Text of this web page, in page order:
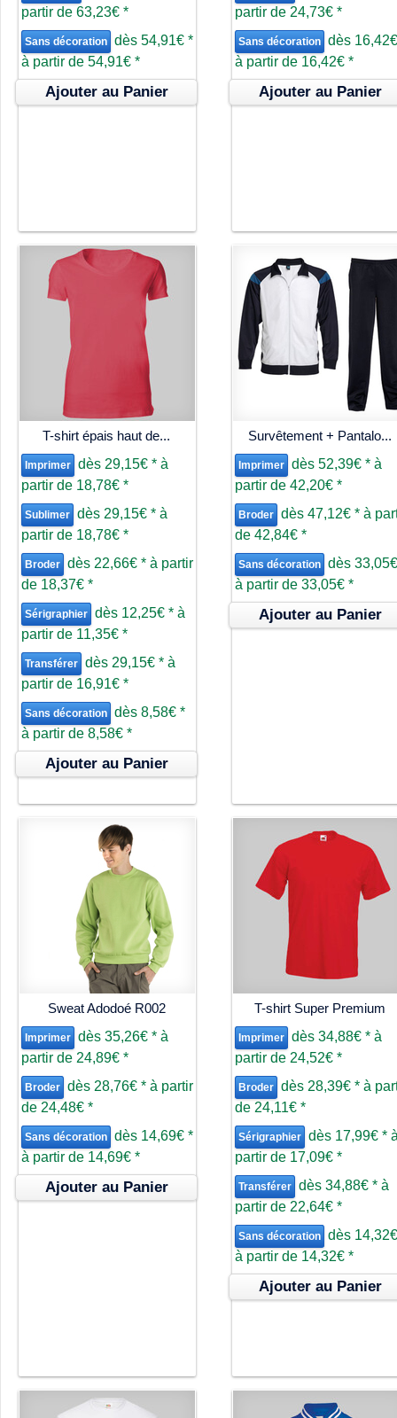
partir de 63,23€ *
Sans décoration dès 54,91€ *
à partir de 54,91€ *
Ajouter au Panier
partir de 24,73€ *
Sans décoration dès
à partir de 16,42€ *
Ajouter au Panier
T-shirt épais haut de...
Imprimer dès 29,15€ * à
partir de 18,78€ *
Sublimer dès 29,15€ * à
partir de 18,78€ *
Broder dès 22,66€ * à partir
de 18,37€ *
Sérigraphier dès 12,25€ * à
partir de 11,35€ *
Transférer dès 29,15€ * à
partir de 16,91€ *
Sans décoration dès 8,58€ *
à partir de 8,58€ *
Ajouter au Panier
Survêtement + Pantalo...
Imprimer dès 52,39€ * à
partir de 42,20€ *
Broder dès 47,12€ * à
de 42,84€ *
Sans décoration dès
à partir de 33,05€ *
Ajouter au Panier
Sweat Adodoé R002
Imprimer dès 35,26€ * à
partir de 24,89€ *
Broder dès 28,76€ * à partir
de 24,48€ *
Sans décoration dès 14,69€ *
à partir de 14,69€ *
Ajouter au Panier
T-shirt Super Premium
Imprimer dès 34,88€ * à
partir de 24,52€ *
Broder dès 28,39€ * à
de 24,11€ *
Sérigraphier dès 17,99€ *
partir de 17,09€ *
Transférer dès 34,88€ * à
partir de 22,64€ *
Sans décoration dès
à partir de 14,32€ *
Ajouter au Panier